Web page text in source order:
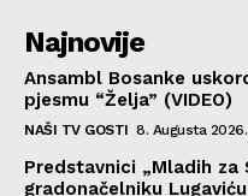
Najnovije
Ansambl Bosanke
pjesmu “Želja” (VIDEO)
NAŠI TV GOSTI 8. Augusta 2026.
Predstavnici „Mladih za
gradonačelniku